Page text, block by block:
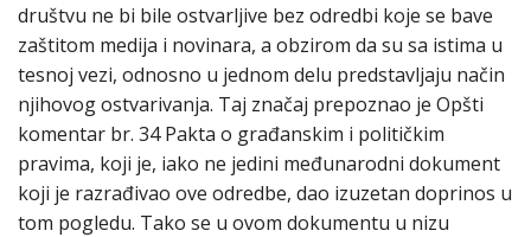
društvu ne bi bile ostvarljive bez odredbi koje se bave
zaštitom medija i novinara, a obzirom da su sa istima u
tesnoj vezi, odnosno u jednom delu predstavljaju način
njihovog ostvarivanja. Taj značaj prepoznao je Opšti
komentar br. 34 Pakta o građanskim i političkim
pravima, koji je, iako ne jedini međunarodni dokument
koji je razrađivao ove odredbe, dao izuzetan doprinos u
tom pogledu. Tako se u ovom dokumentu u nizu